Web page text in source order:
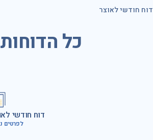
דוח חודשי לאוצר
כל הדוחות
דוח חודשי
לפרטים